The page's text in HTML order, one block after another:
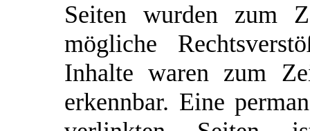
Seiten wurden zum
mögliche
Inhalte waren zum
erkennbar. Eine